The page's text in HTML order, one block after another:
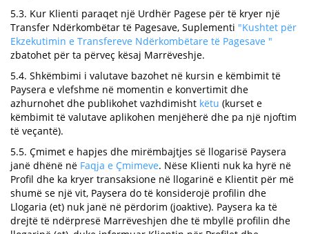
5.3. Kur Klienti paraqet një Urdhër Pagese për të kryer një
Transfer Ndërkombëtar të Pagesave, Suplementi "Kushtet për
Ekzekutimin e Transfereve Ndërkombëtare të Pagesave "
zbatohet për ta përveç kësaj Marrëveshje.
5.4. Shkëmbimi i valutave bazohet në kursin e këmbimit të
Paysera e vlefshme në momentin e konvertimit dhe
azhurnohet dhe publikohet vazhdimisht këtu (kurset e
këmbimit të valutave aplikohen menjëherë dhe pa një njoftim
të veçantë).
5.5. Çmimet e hapjes dhe mirëmbajtjes së llogarisë Paysera
janë dhënë në Faqja e Çmimeve. Nëse Klienti nuk ka hyrë në
Profil dhe ka kryer transaksione në llogarinë e Klientit për më
shumë se një vit, Paysera do të konsiderojë profilin dhe
Llogaria (et) nuk janë në përdorim (joaktive). Paysera ka të
drejtë të ndërpresë Marrëveshjen dhe të mbyllë profilin dhe